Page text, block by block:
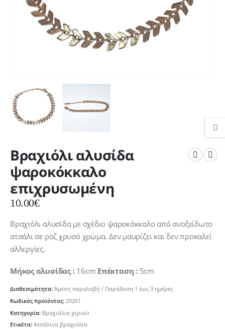
Βραχιόλι αλυσίδα
ψαροκόκκαλο
επιχρυσωμένη
10.00€
Βραχιόλι αλυσίδα με σχέδιο ψαροκόκκαλο από ανοξείδωτο
ατσάλι σε ροζ χρυσό χρώμα. Δεν μαυρίζει και δεν προκαλεί
αλλεργίες.
Μήκος αλυσίδας :16cm Επέκταση :5cm
Διαθεσιμότητα: Άμεση παραλαβή / Παράδoση 1 έως 3 ημέρες
Κωδικός προϊόντος: 20261
Κατηγορία: Βραχιόλια χεριού
Ετικέτα: Ατσάλινα βραχιόλια